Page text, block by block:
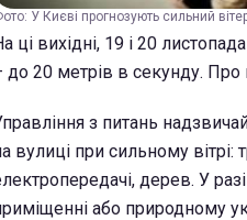
У Києві прогнозують сильний
ці вихідні, 19 і 20
до 20 метрів в секунду. Про
з питань
вулиці при сильному вітрі:
дерев. У
або природному